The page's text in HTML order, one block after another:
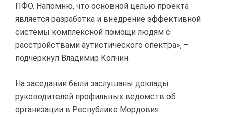
ПФО. Напомню, что основной целью проекта
является разработка и внедрение эффективной
системы комплексной помощи людям с
расстройствами аутистического спектра», –
подчеркнул Владимир Колчин.
На заседании были заслушаны доклады
руководителей профильных ведомств об
организации в Республике Мордовия